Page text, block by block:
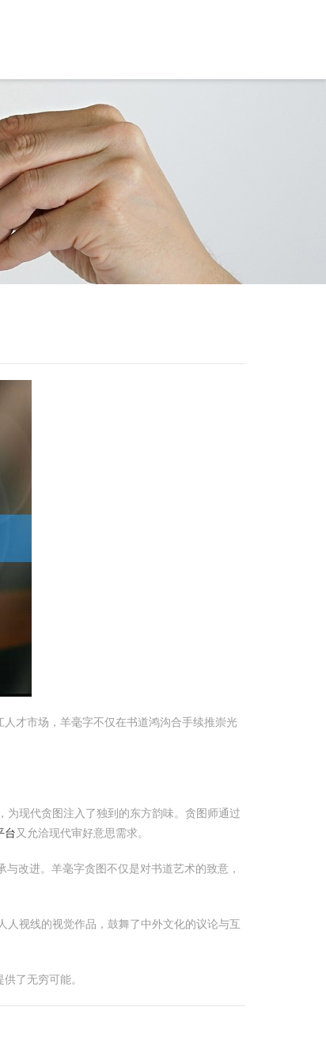
才市场，羊毫字不仅在书道鸿沟合手续推崇光
现代贪图注入了独到的东方韵味。贪图师通过
台又允洽现代审好意思需求。
与改进。羊毫字贪图不仅是对书道艺术的致意，
视线的视觉作品，鼓舞了中外文化的议论与互
了无穷可能。